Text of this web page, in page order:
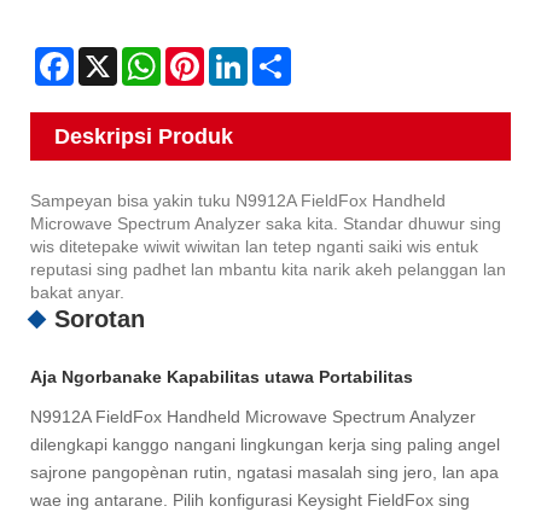
Facebook
X WhatsAppPinterestLinkedIn
Deskripsi Produk
Sampeyan bisa yakin tuku N9912A FieldFox Handheld
Microwave Spectrum Analyzer saka kita. Standar dhuwur sing
wis ditetepake wiwit wiwitan lan tetep nganti saiki wis entuk
reputasi sing padhet lan mbantu kita narik akeh pelanggan lan
bakat anyar.
Sorotan
Aja Ngorbanake Kapabilitas utawa Portabilitas
N9912A FieldFox Handheld Microwave Spectrum Analyzer
dilengkapi kanggo nangani lingkungan kerja sing paling angel
sajrone pangopènan rutin, ngatasi masalah sing jero, lan apa
wae ing antarane. Pilih konfigurasi Keysight FieldFox sing